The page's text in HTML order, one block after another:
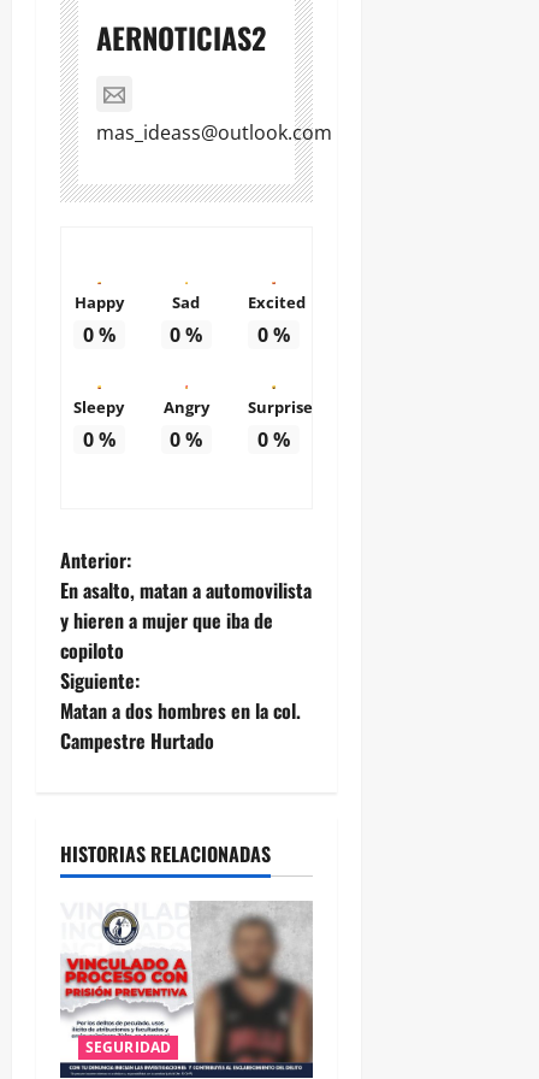
AERNOTICIAS2
mas_ideass@outlook.com
Happy
0%
Sad
0%
Excited
0%
Sleepy
0%
Angry
0%
Surprise
0%
N
a
v
e
c
ó
n
Anterior:
En asalto, matan a automovilista
y hieren a mujer que iba de
copiloto
Siguiente:
Matan a dos hombres en la col.
Campestre Hurtado
HISTORIAS RELACIONADAS
SEGURIDAD